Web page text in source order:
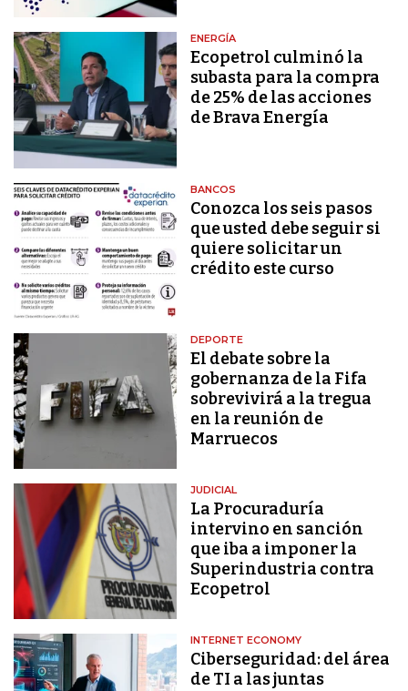
ENERGÍA
Ecopetrol culminó la
subasta para la compra
de 25% de las acciones
de Brava Energía
BANCOS
Conozca los seis pasos
que usted debe seguir si
quiere solicitar un
crédito este curso
DEPORTE
El debate sobre la
gobernanza de la Fifa
sobrevivirá a la tregua
en la reunión de
Marruecos
JUDICIAL
La Procuraduría
intervino en sanción
que iba a imponer la
Superindustria contra
Ecopetrol
INTERNET ECONOMY
Ciberseguridad: del área
de TI a las juntas